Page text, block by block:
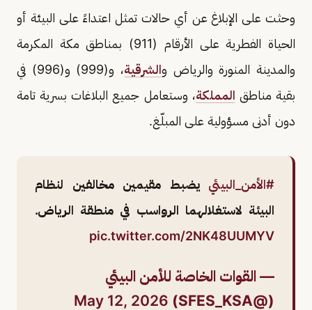
وحثت على الإبلاغ عن أي حالات تمثل اعتداءً على البيئة أو
الحياة الفطرية على الأرقام (911) بمناطق مكة المكرمة
والمدينة المنورة والرياض والشرقية
، و(999) و(996) في
بقية مناطق المملكة، وستعامل جميع البلاغات بسرية تامة
دون أدنى مسؤولية على المبلّغ.
#الأمن_البيئي يضبط مقيمين مخالفين لنظام
البيئة لاستغلالهما الرواسب في منطقة الرياض.
pic.twitter.com/2NK48UUMYV
— القوات الخاصة للأمن البيئي
(@SFES_KSA)
May 12, 2026